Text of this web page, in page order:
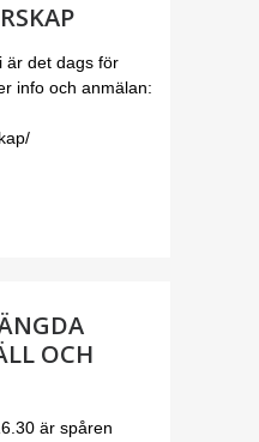
är det dags för
info och anmälan:
OCH
är spåren